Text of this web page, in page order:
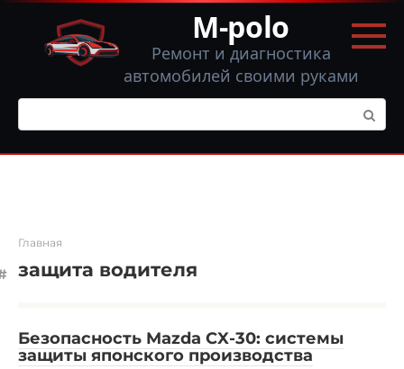
Перейти
контенту
M-polo
Ремонт и диагностика
автомобилей своими руками
Поиск:
Главная
защита водителя
Безопасность Mazda CX-30: системы
защиты японского производства